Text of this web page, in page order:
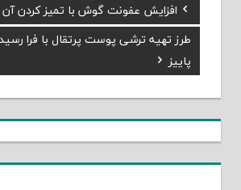
راهبری
نوشته
Previous
Post:
افزایش عفونت گوش با تمیز کردن آن
Next
Post:
طرز تهیه ترشی پوست پرتقال با فرا
پاییز